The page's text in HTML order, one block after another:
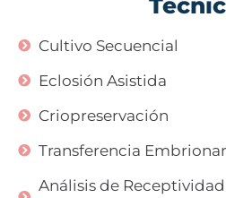
Cultivo Secuencial
Eclosión Asistida
Criopreservación
Transferencia
Análisis de